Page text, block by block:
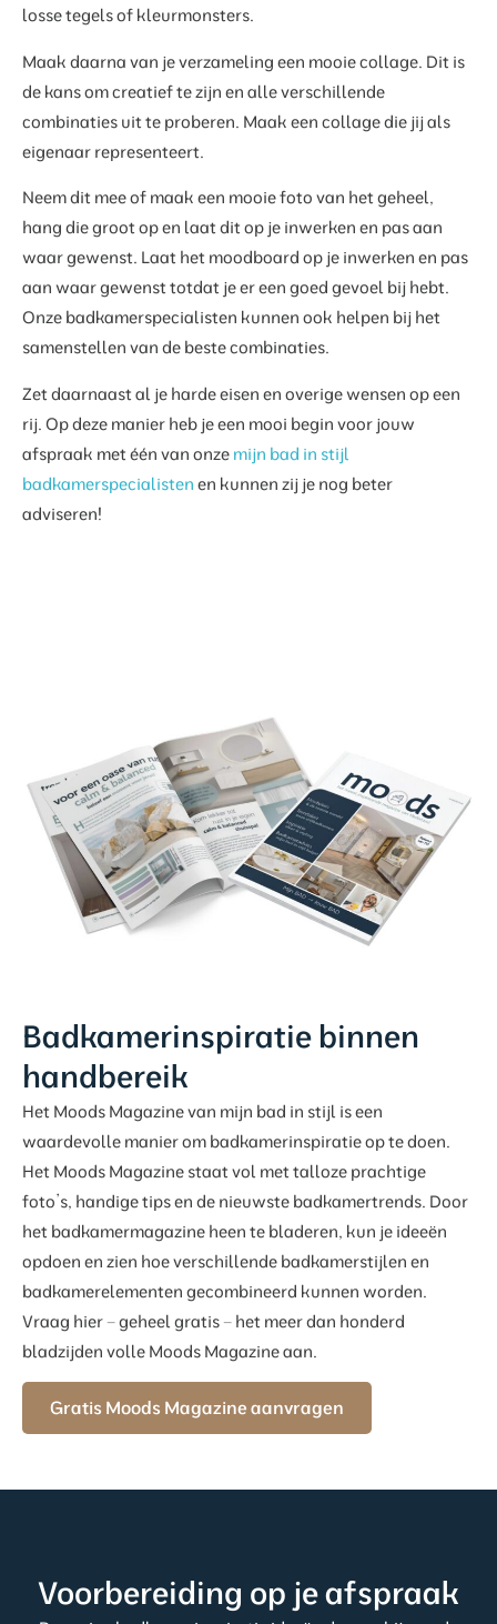
losse tegels of kleurmonsters.
Maak daarna van je verzameling een mooie collage. Dit is
de kans om creatief te zijn en alle verschillende
combinaties uit te proberen. Maak een collage die jij als
eigenaar representeert.
Neem dit mee of maak een mooie foto van het geheel,
hang die groot op en laat dit op je inwerken en pas aan
waar gewenst. Laat het moodboard op je inwerken en pas
aan waar gewenst totdat je er een goed gevoel bij hebt.
Onze badkamerspecialisten kunnen ook helpen bij het
samenstellen van de beste combinaties.
Zet daarnaast al je harde eisen en overige wensen op een
rij. Op deze manier heb je een mooi begin voor jouw
afspraak met één van onze mijn bad in stijl
badkamerspecialisten en kunnen zij je nog beter
adviseren!
Badkamerinspiratie binnen
handbereik
Het Moods Magazine van mijn bad in stijl is een
waardevolle manier om badkamerinspiratie op te doen.
Het Moods Magazine staat vol met talloze prachtige
foto’s, handige tips en de nieuwste badkamertrends. Door
het badkamermagazine heen te bladeren, kun je ideeën
opdoen en zien hoe verschillende badkamerstijlen en
badkamerelementen gecombineerd kunnen worden.
Vraag hier – geheel gratis – het meer dan honderd
bladzijden volle Moods Magazine aan.
Gratis Moods Magazine aanvragen
Voorbereiding op je afspraak